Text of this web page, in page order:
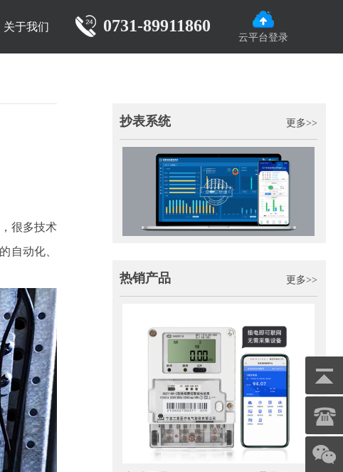
云平台登录
0731-89911860
关于我们
很多技术
自动化、
抄表系统 更多>>
热销产品 更多>>